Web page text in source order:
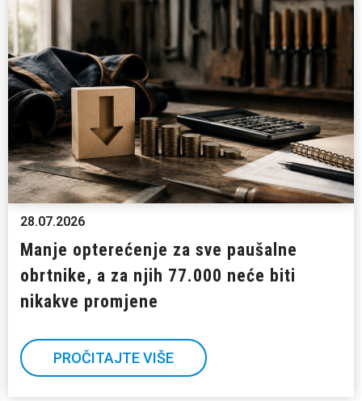
28.07.2026
Manje opterećenje za sve paušalne
obrtnike, a za njih 77.000 neće biti
nikakve promjene
PROČITAJTE VIŠE